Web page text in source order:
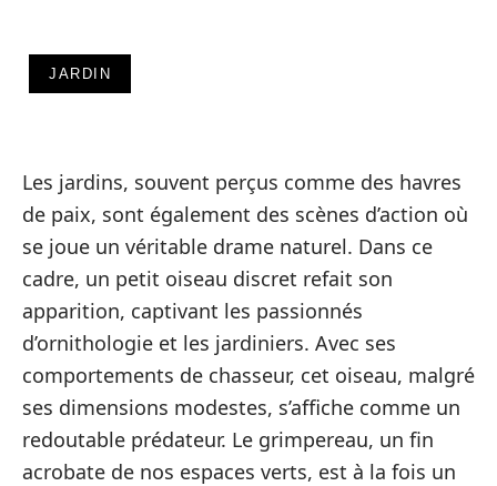
JARDIN
Les jardins, souvent perçus comme des havres
de paix, sont également des scènes d’action où
se joue un véritable drame naturel. Dans ce
cadre, un petit oiseau discret refait son
apparition, captivant les passionnés
d’ornithologie et les jardiniers. Avec ses
comportements de chasseur, cet oiseau, malgré
ses dimensions modestes, s’affiche comme un
redoutable prédateur. Le grimpereau, un fin
acrobate de nos espaces verts, est à la fois un